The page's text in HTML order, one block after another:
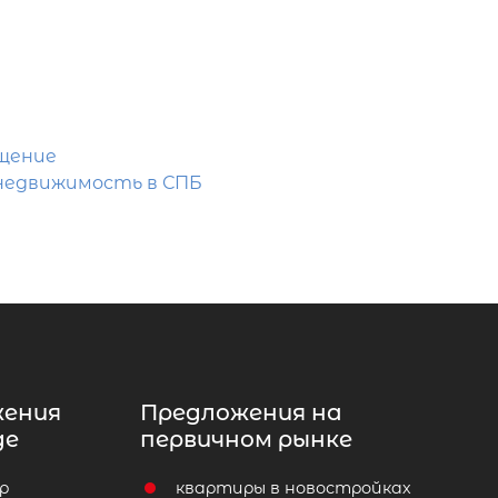
в СПБ
Предложения на
первичном рынке
квартиры в новостройках